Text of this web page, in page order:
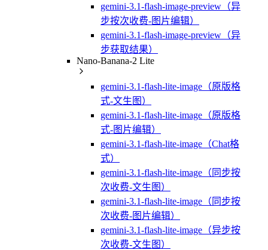
gemini-3.1-flash-image-preview（异
步按次收费-图片编辑）
gemini-3.1-flash-image-preview（异
步获取结果）
Nano-Banana-2 Lite
gemini-3.1-flash-lite-image（原版格
式-文生图）
gemini-3.1-flash-lite-image（原版格
式-图片编辑）
gemini-3.1-flash-lite-image（Chat格
式）
gemini-3.1-flash-lite-image（同步按
次收费-文生图）
gemini-3.1-flash-lite-image（同步按
次收费-图片编辑）
gemini-3.1-flash-lite-image（异步按
次收费-文生图）